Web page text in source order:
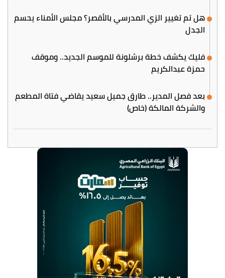
هل تم تغيير الزي المدرسي بالأقصر؟ مجلس الأمناء يحسم
الجدل
فليك يكشف خطة برشلونة للموسم الجديد.. وموقف
حمزة عبدالكريم
بعد فصل المدير.. طارق جميل سعيد يقاضي فتاة المطعم
والشركة المالكة (خاص)